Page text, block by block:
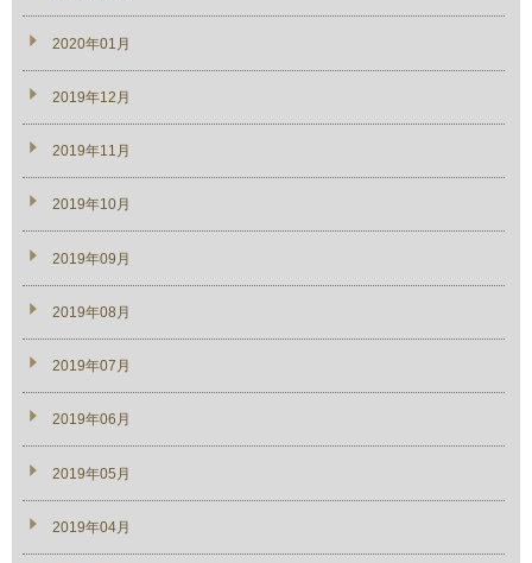
2020年01月
2019年12月
2019年11月
2019年10月
2019年09月
2019年08月
2019年07月
2019年06月
2019年05月
2019年04月